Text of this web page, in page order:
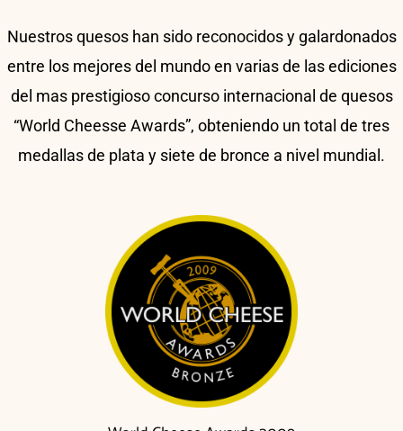
Nuestros quesos han sido reconocidos y galardonados
entre los mejores del mundo en varias de las ediciones
del mas prestigioso concurso internacional de quesos
“World Cheesse Awards”, obteniendo un total de tres
medallas de plata y siete de bronce a nivel mundial.